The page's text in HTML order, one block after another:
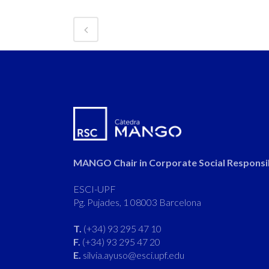
MANGO Chair in Corporate Social
ESCI-UPF
Pg. Pujades, 1 08003 Barcelona
T. (+34) 93 295 47 10
F. (+34) 93 295 47 20
E. silvia.ayuso@esci.upf.edu